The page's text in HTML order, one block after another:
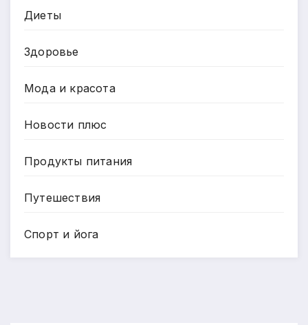
Диеты
Здоровье
Мода и красота
Новости плюс
Продукты питания
Путешествия
Спорт и йога